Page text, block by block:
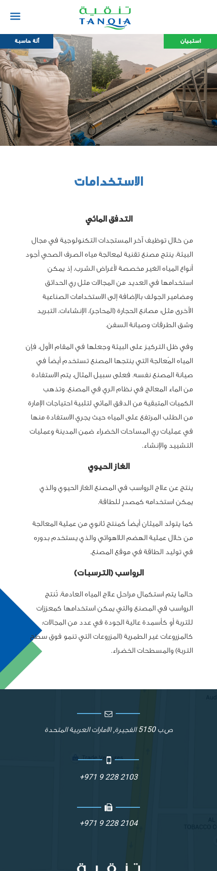
آلة حاسبة استبيان
الاستخدامات
التدفق المائي
من خلال توظيف آخر المستجدات التكنولوجية في مجال
البيئة، ينتج مصنع تقنية لمعالجة مياه الصرف الصحي أجود
أنواع المياه الغير مخصصة لأغراض الشرب، إذ يمكن
استخدامها في العديد من المجالات مثل ري الحدائق
ومضامير الجولف بالإضافة إلى الاستخدامات الصناعية
الأخرى مثل: مصانع الحجارة (المحاجر)، الإنشاءات، التبريد
وشق الطرقات وصيانة السفن.
وفي ظل التركيز على البيئة وجعلها في المقام الأول، فإن
المياه المُعالجة التي ينتجها المصنع تستخدم أيضاً في
صيانة المصنع نفسه. فعلى سبيل المثال، يتم الاستفادة
من الماء المعالج في نظام الري في المصنع. وتذهب
الكميات المتبقية من الدفق المائي لتلبية احتياجات الإمارة
من الطلب المرتفع على المياه حيث يجري الاستفادة منها
في عمليات ري المساحات الخضراء ضمن المدينة وعمليات
التشييد والإنشاء.
الغاز الحيوي
ينتج عن علاج الرواسب في المصنع الغاز الحيوي والذي
يمكن استخدامه كمصدرٍ للطاقة.
كما يتولد الميثان أيضاً كمنتج ثانوي من عملية المعالجة
من خلال عملية الهضم اللاهوائي والذي يستخدم بدوره
في توليد الطاقة في موقع المصنع.
الرواسب (الترسبات)
حالما يتم استكمال مراحل علاج المياه العادمة، تُنتج
الرواسب في المصنع والتي يمكن استخدامها كمعززات
للتربة أو كأسمدة عالية الجودة في عدد من المجالات:
كالمزروعات غير الطمرية (المزروعات التي تنمو فوق سطح
التربة) والمسطحات الخضراء.
ص.ب5150الفجيرة, الامارات العربية المتحدة
+971 9 228 2103
+971 9 228 2104